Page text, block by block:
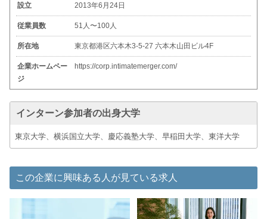
設立 2013年6月24日
従業員数 51人〜100人
所在地 東京都港区六本木3-5-27 六本木山田ビル4F
企業ホームペー
ジ
https://corp.intimatemerger.com/
インターン参加者の出身大学
東京大学、横浜国立大学、慶応義塾大学、早稲田大学、東洋大学
この企業に興味ある人が見ている求人